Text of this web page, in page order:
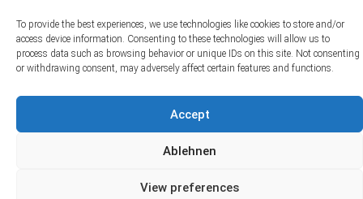
To provide the best experiences, we use technologies like cookies to store and/or
access device information. Consenting to these technologies will allow us to
process data such as browsing behavior or unique IDs on this site. Not consenting
or withdrawing consent, may adversely affect certain features and functions.
Accept
Ablehnen
View preferences
Datenschutz